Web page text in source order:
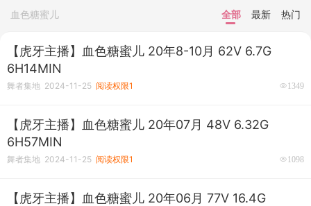
血色糖蜜儿 热门
最新
全部
【虎牙主播】血色糖蜜儿 20年8-10月 62V 6.7G
6H14MIN
舞者集地 2024-11-25 阅读权限1 1349
【虎牙主播】血色糖蜜儿 20年07月 48V 6.32G
6H57MIN
舞者集地 2024-11-25 阅读权限1 1098
【虎牙主播】血色糖蜜儿 20年06月 77V 16.4G